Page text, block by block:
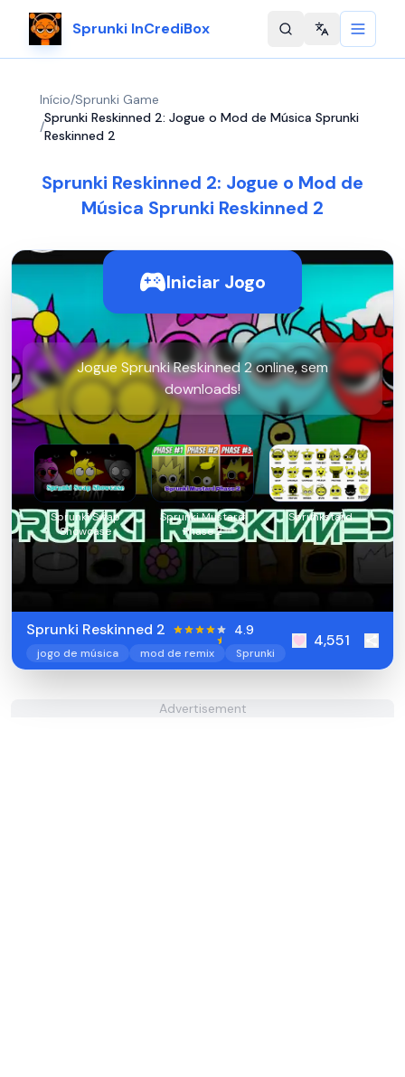
Sprunki InCrediBox Change
Início/Sprunki Game
/
Sprunki Reskinned 2: Jogue o Mod de Música Sprunki
Reskinned 2
Sprunki Reskinned 2: Jogue o Mod de
Música Sprunki Reskinned 2
Iniciar Jogo
Jogue Sprunki Reskinned 2 online, sem
downloads!
Sprunki Swap
Showcase
Sprunki Mustard
Phase 2
Sprunkstard
Sprunki Reskinned 2 4.9
jogo de música mod de remix Sprunki
4,551
Advertisement